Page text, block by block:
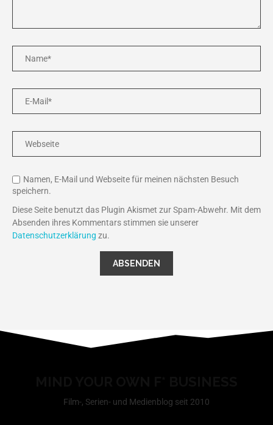
Namen, E-Mail und Webseite für meinen nächsten Besuch
speichern.
Diese Seite benutzt das Plugin Akismet zur Spam-Abwehr. Mit dem
Absenden ihres Kommentars stimmen sie unserer
Datenschutzerklärung zu.
Film-, Serien- und Medienblog seit 2010